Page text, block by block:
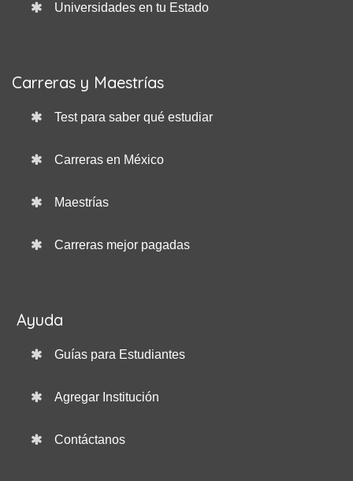
Universidades en tu Estado
Carreras y Maestrías
Test para saber qué estudiar
Carreras en México
Maestrías
Carreras mejor pagadas
Ayuda
Guías para Estudiantes
Agregar Institución
Contáctanos